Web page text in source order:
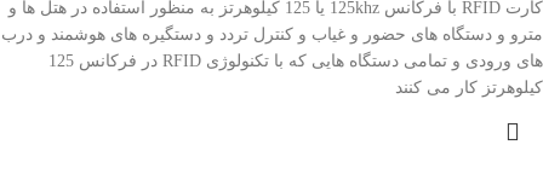
کارت RFID با فرکانس 125khz یا 125 کیلوهرتز به منظور استفاده در هتل ها و
مترو و دستگاه های حضور و غیاب و کنترل تردد و دستگیره های هوشمند و درب
های ورودی و تمامی دستگاه هایی که با تکنولوژی RFID در فرکانس 125
کیلوهرتز کار می کنند